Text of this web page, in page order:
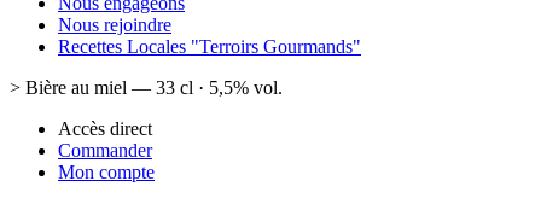
Nous rejoindre
Recettes Locales "Terroirs Gourmands"
> Bière au miel — 33 cl · 5,5% vol.
Accès direct
Commander
Mon compte